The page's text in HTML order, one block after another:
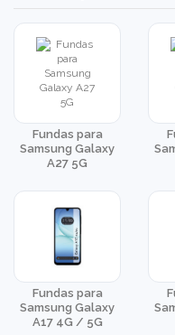
Fundas para
Samsung Galaxy
A27 5G
Fundas para
Samsung Galaxy
A17 4G / 5G